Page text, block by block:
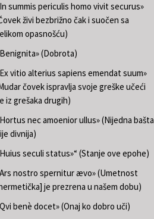
summis periculis homo vivit securus»
živi bezbrižno čak i suočen sa
opasnošću)
(Dobrota)
vitio alterius sapiens emendat suum»
čovek ispravlja svoje greške učeći
iz grešaka drugih)
nec amoenior ullus» (Nijedna bašta
divnija)
seculi status»“ (Stanje ove epohe)
nostro spernitur ævo» (Umetnost
je prezrena u našem dobu)
benè docet» (Onaj ko dobro uči)